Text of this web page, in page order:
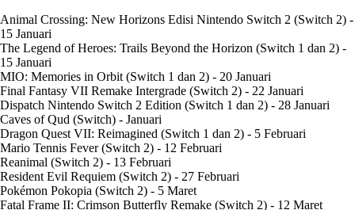
Animal Crossing: New Horizons Edisi Nintendo Switch 2 (Switch 2) -
15 Januari
The Legend of Heroes: Trails Beyond the Horizon (Switch 1 dan 2) -
15 Januari
MIO: Memories in Orbit (Switch 1 dan 2) - 20 Januari
Final Fantasy VII Remake Intergrade (Switch 2) - 22 Januari
Dispatch Nintendo Switch 2 Edition (Switch 1 dan 2) - 28 Januari
Caves of Qud (Switch) - Januari
Dragon Quest VII: Reimagined (Switch 1 dan 2) - 5 Februari
Mario Tennis Fever (Switch 2) - 12 Februari
Reanimal (Switch 2) - 13 Februari
Resident Evil Requiem (Switch 2) - 27 Februari
Pokémon Pokopia (Switch 2) - 5 Maret
Fatal Frame II: Crimson Butterfly Remake (Switch 2) - 12 Maret